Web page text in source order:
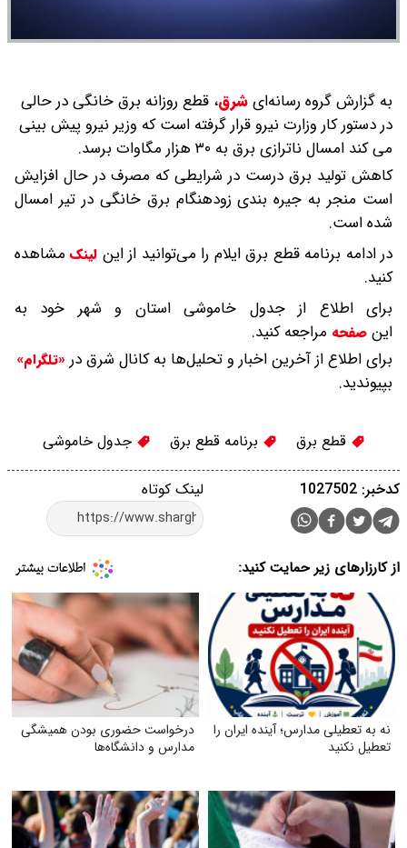
به گزارش گروه رسانه‌ایشرق، قطع روزانه برق خانگی در حالی
در دستور کار وزارت نیرو قرار گرفته است که وزیر نیرو پیش بینی
می کند امسال ناترازی برق به ۳۰ هزار مگاوات برسد.
کاهش تولید برق درست در شرایطی که مصرف در حال افزایش
است منجر به جیره بندی زودهنگام برق خانگی در تیر امسال
شده است.
در ادامه برنامه قطع برق ایلام را می‌توانید از این لینکمشاهده
کنید.
برای اطلاع از جدول خاموشی استان و شهر خود به
این صفحه مراجعه کنید.
برای اطلاع از آخرین اخبار و تحلیل‌ها به کانال شرق در «تلگرام»
بپیوندید.
قطع برق برنامه قطع برق جدول خاموشی
لینک کوتاه کدخبر: 1027502
از کارزارهای زیر حمایت کنید:
نه به تعطیلی مدارس؛ آینده ایران را
تعطیل نکنید
درخواست حضوری بودن همیشگی
مدارس و دانشگاه‌ها